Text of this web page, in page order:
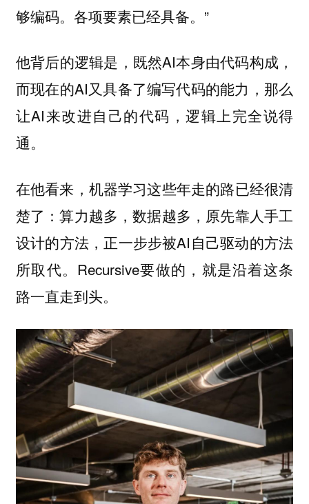
够编码。各项要素已经具备。”
他背后的逻辑是，既然AI本身由代码构成，
而现在的AI又具备了编写代码的能力，那么
让AI来改进自己的代码，逻辑上完全说得
通。
在他看来，机器学习这些年走的路已经很清
楚了：算力越多，数据越多，原先靠人手工
设计的方法，正一步步被AI自己驱动的方法
所取代。Recursive要做的，就是沿着这条
路一直走到头。